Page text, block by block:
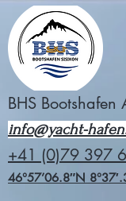
BHS
info@yacht-
+41 (0)79 397
46°57’06.8″N